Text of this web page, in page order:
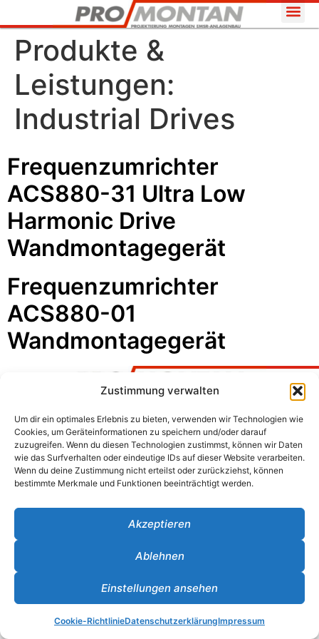
Zustimmung verwalten
Um dir ein optimales Erlebnis zu bieten, verwenden wir Technologien wie
Cookies, um Geräteinformationen zu speichern und/oder darauf
zuzugreifen. Wenn du diesen Technologien zustimmst, können wir Daten
wie das Surfverhalten oder eindeutige IDs auf dieser Website verarbeiten.
Wenn du deine Zustimmung nicht erteilst oder zurückziehst, können
bestimmte Merkmale und Funktionen beeinträchtigt werden.
Akzeptieren
Ablehnen
Einstellungen ansehen
Cookie-RichtlinieDatenschutzerklärungImpressum
Produkte &
Leistungen:
Industrial Drives
Frequenzumrichter
ACS880-31 Ultra Low
Harmonic Drive
Wandmontagegerät
Frequenzumrichter
ACS880-01
Wandmontagegerät
Impressum
Kontakt
Datenschutzerklärung
Cookie-Richtlinie (EU)